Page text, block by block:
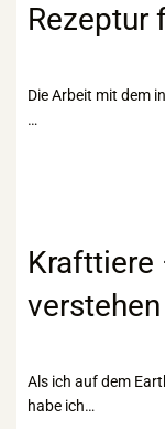
Rezeptur
Die Arbeit mit dem
…
Krafttiere
verstehen
Als ich auf dem
habe ich…